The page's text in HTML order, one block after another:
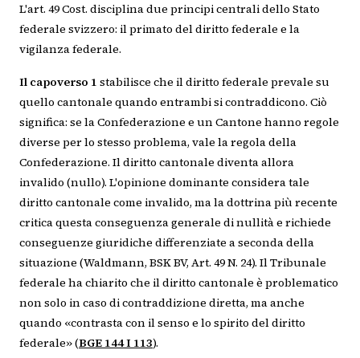
L'art. 49 Cost. disciplina due principi centrali dello Stato
federale svizzero: il primato del diritto federale e la
vigilanza federale.
Il capoverso 1 stabilisce che il diritto federale prevale su
quello cantonale quando entrambi si contraddicono. Ciò
significa: se la Confederazione e un Cantone hanno regole
diverse per lo stesso problema, vale la regola della
Confederazione. Il diritto cantonale diventa allora
invalido (nullo). L'opinione dominante considera tale
diritto cantonale come invalido, ma la dottrina più recente
critica questa conseguenza generale di nullità e richiede
conseguenze giuridiche differenziate a seconda della
situazione (Waldmann, BSK BV, Art. 49 N. 24). Il Tribunale
federale ha chiarito che il diritto cantonale è problematico
non solo in caso di contraddizione diretta, ma anche
quando «contrasta con il senso e lo spirito del diritto
federale» (BGE 144 I 113).